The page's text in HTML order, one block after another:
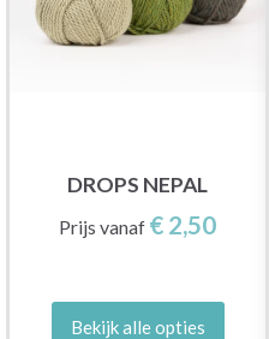
DROPS NEPAL
Prijs vanaf € 2,50
Bekijk alle opties